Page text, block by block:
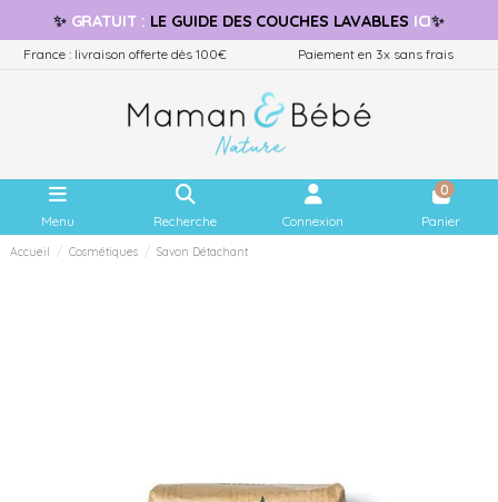
✨ GRATUIT: LE GUIDE DES COUCHES LAVABLES ICI✨
France : livraison offerte dès 100€ Paiement en 3x sans frais
Menu Recherche Connexion
0
Panier
Accueil Cosmétiques Savon Détachant